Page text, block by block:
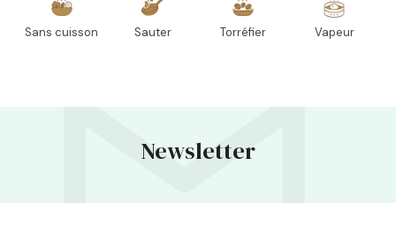
Sans cuisson Sauter Torréfier Vapeur
Newsletter